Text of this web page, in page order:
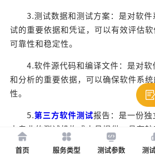
3.测试数据和测试方案：是对软件
试的重要依据和凭证，可以有效评估软
可靠性和稳定性。
4.软件源代码和编译文件：是对软
和分析的重要依据，可以确保软件系
性。
5.第三方软件测试报告：是一份独
由专业的测试机构或人员提供，具有
信力。
首页 服务类型 测试参数 测